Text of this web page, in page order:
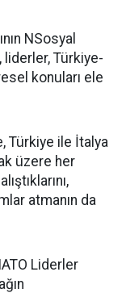
NSosyal
liderler, Türkiye-
konuları ele
Türkiye ile İtalya
üzere her
atmanın da
Liderler